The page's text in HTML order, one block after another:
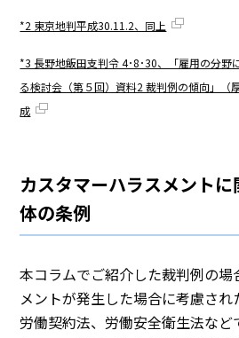
*2 東京地判平成30.11.2、同上
*3 長野地飯田支判令 4･8･30、「雇用の分野
る検討会（第５回）資料2 裁判例の傾向」（
成
カスタマーハラスメント
体の条例
本コラムでご紹介した裁判例の場
メントが発生した場合に考慮され
労働契約法、労働安全衛生法など